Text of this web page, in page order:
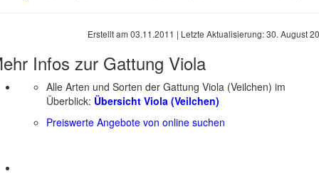
Erstellt am 03.11.2011 | Letzte Aktualisierung:30. August
Infos zur Gattung Viola
Alle Arten und Sorten der Gattung Viola (Veilchen) im
Überblick: Übersicht Viola (Veilchen)
Preiswerte Angebote von online suchen